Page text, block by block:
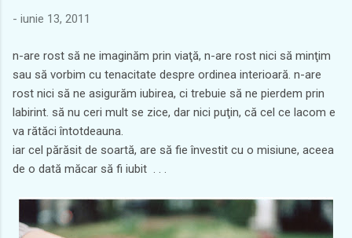
- iunie 13, 2011
n-are rost să ne imaginăm prin viaţă, n-are rost nici să minţim
sau să vorbim cu tenacitate despre ordinea interioară. n-are
rost nici să ne asigurăm iubirea, ci trebuie să ne pierdem prin
labirint. să nu ceri mult se zice, dar nici puţin, că cel ce lacom e
va rătăci întotdeauna.
iar cel părăsit de soartă, are să fie învestit cu o misiune, aceea
de o dată măcar să fi iubit . . .